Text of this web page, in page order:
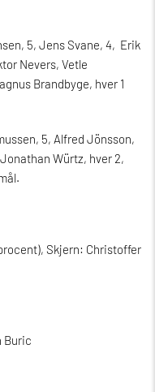
5, Jens Svane, 4, Erik
Nevers, Vetle
Brandbyge, hver 1
5, Alfred Jönsson,
Würtz, hver 2,
Skjern: Christoffer
Buric